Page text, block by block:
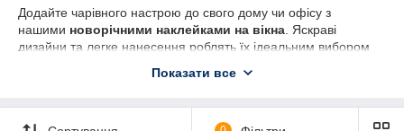
Додайте чарівного настрою до свого дому чи офісу з
нашими новорічними наклейками на вікна . Яскраві
дизайни та легке нанесення роблять їх ідеальним вибором
🔹Різноманіття дизайнів– сніжинки, ялинки, Санта-Клаус,
північні олені та інші святкові мотиви.
Показати все